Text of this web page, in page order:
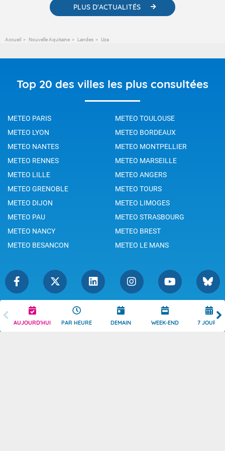
AUJOURD'HUI PAR HEURE DEMAIN WEEK-END 7 JOURS
PLUS D'ACTUALITÉS
Accueil Nouvelle Aquitaine Landes Uza
Top 20 des villes les plus consultées
METEO PARIS
METEO TOULOUSE
METEO LYON
METEO BORDEAUX
METEO NANTES
METEO MONTPELLIER
METEO RENNES
METEO MARSEILLE
METEO LILLE
METEO ANGERS
METEO GRENOBLE
METEO TOURS
METEO DIJON
METEO LIMOGES
METEO PAU
METEO STRASBOURG
METEO NANCY
METEO BREST
METEO BESANCON
METEO LE MANS